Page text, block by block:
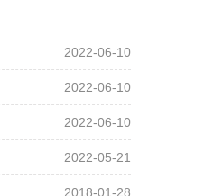
2022-06-10
2022-06-10
2022-06-10
2022-05-21
2018-01-28